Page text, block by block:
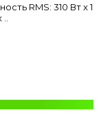
RMS: 310 Вт х 1